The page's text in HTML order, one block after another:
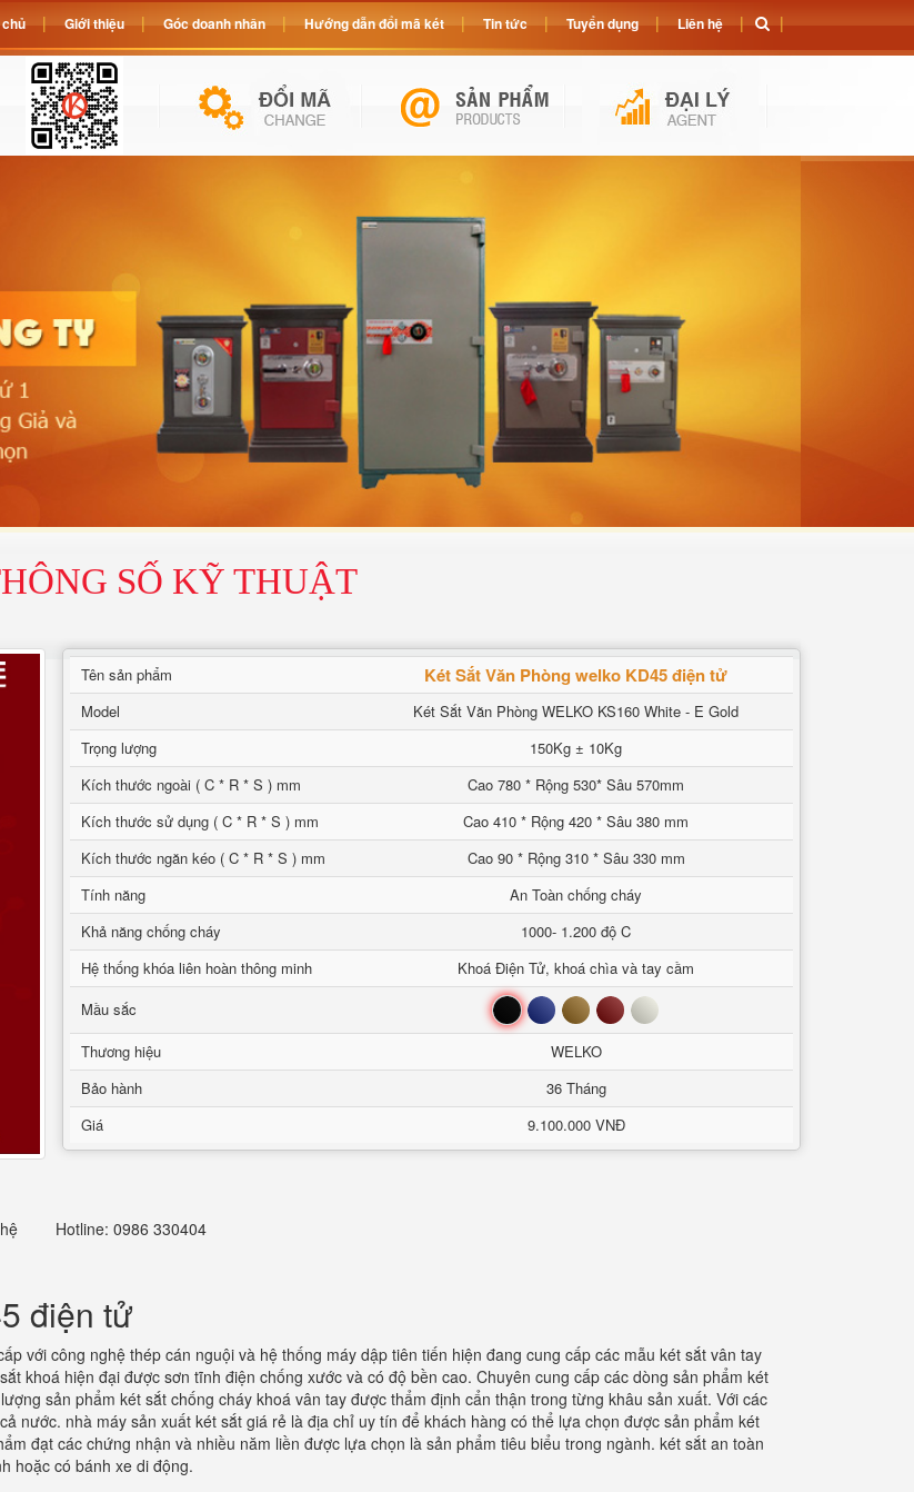
SỐ KỸ THUẬT
Tên sản phẩm Két Sắt Văn Phòng welko KD45 điện tử
Model
Két Sắt Văn Phòng WELKO KS160 White - E Gold
Trọng lượng
150Kg ± 10Kg
Kích thước ngoài ( C * R * S ) mm
Cao 780 * Rộng 530* Sâu 570mm
Kích thước sử dụng ( C * R * S ) mm
Cao 410 * Rộng 420 * Sâu 380 mm
Kích thước ngăn kéo ( C * R * S ) mm
Cao 90 * Rộng 310 * Sâu 330 mm
Tính năng
An Toàn chống cháy
Khả năng chống cháy
1000- 1.200 độ C
Hệ thống khóa liên hoàn thông minh
Khoá Điện Tử, khoá chìa và tay cầm
Mầu sắc
Đen Xanh Nâu Đỏ Trắng
Thương hiệu
WELKO
Bảo hành
36 Tháng
Giá
9.100.000 VNĐ
Hotline: 0986 330404
điện tử
với công nghệ thép cán nguội và hệ thống máy dập tiên tiến hiện đang cung cấp các mẫu két sắt vân tay
khoá hiện đại được sơn tĩnh điện chống xước và có độ bền cao. Chuyên cung cấp các dòng sản phẩm két
sản phẩm két sắt chống cháy khoá vân tay được thẩm định cẩn thận trong từng khâu sản xuất. Với các
nước. nhà máy sản xuất két sắt giá rẻ là địa chỉ uy tín để khách hàng có thể lựa chọn được sản phẩm két
đạt các chứng nhận và nhiều năm liền được lựa chọn là sản phẩm tiêu biểu trong ngành. két sắt an toàn
hoặc có bánh xe di động.
Giới thiệu Góc doanh nhân Hướng dẫn đổi mã két Tin tức Tuyển dụng Liên hệ